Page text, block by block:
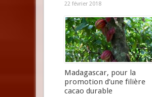
22 février 2018
Madagascar, pour la
promotion d’une filière
cacao durable